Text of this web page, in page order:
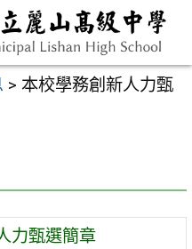
> 本校學務創新⼈⼒甄
⼒甄選簡章